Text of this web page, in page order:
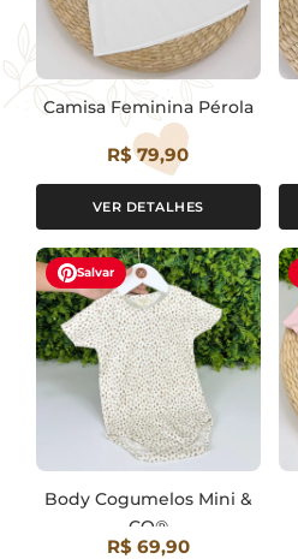
Camisa Feminina Pérola
R$ 79,90
VER DETALHES
Salvar
Body Cogumelos Mini &
CO®
R$ 69,90